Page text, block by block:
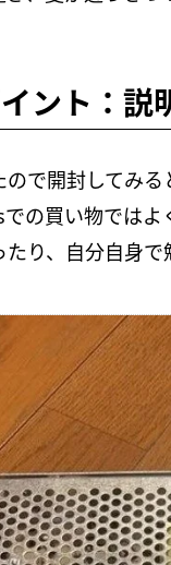
ント：説
ので開封してみ
での買い物では
り、自分自身